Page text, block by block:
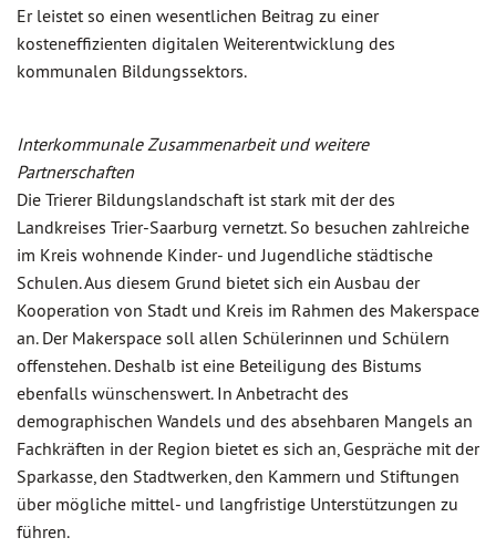
Er leistet so einen wesentlichen Beitrag zu einer
kosteneffizienten digitalen Weiterentwicklung des
kommunalen Bildungssektors.
Interkommunale Zusammenarbeit und weitere
Partnerschaften
Die Trierer Bildungslandschaft ist stark mit der des
Landkreises Trier-Saarburg vernetzt. So besuchen zahlreiche
im Kreis wohnende Kinder- und Jugendliche städtische
Schulen. Aus diesem Grund bietet sich ein Ausbau der
Kooperation von Stadt und Kreis im Rahmen des Makerspace
an. Der Makerspace soll allen Schülerinnen und Schülern
offenstehen. Deshalb ist eine Beteiligung des Bistums
ebenfalls wünschenswert. In Anbetracht des
demographischen Wandels und des absehbaren Mangels an
Fachkräften in der Region bietet es sich an, Gespräche mit der
Sparkasse, den Stadtwerken, den Kammern und Stiftungen
über mögliche mittel- und langfristige Unterstützungen zu
führen.